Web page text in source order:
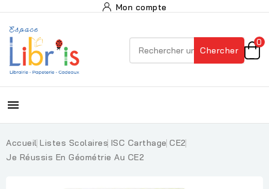
Mon compte
Chercher
0

Accueil Listes Scolaires ISC Carthage CE2
Je Réussis En Géométrie Au CE2